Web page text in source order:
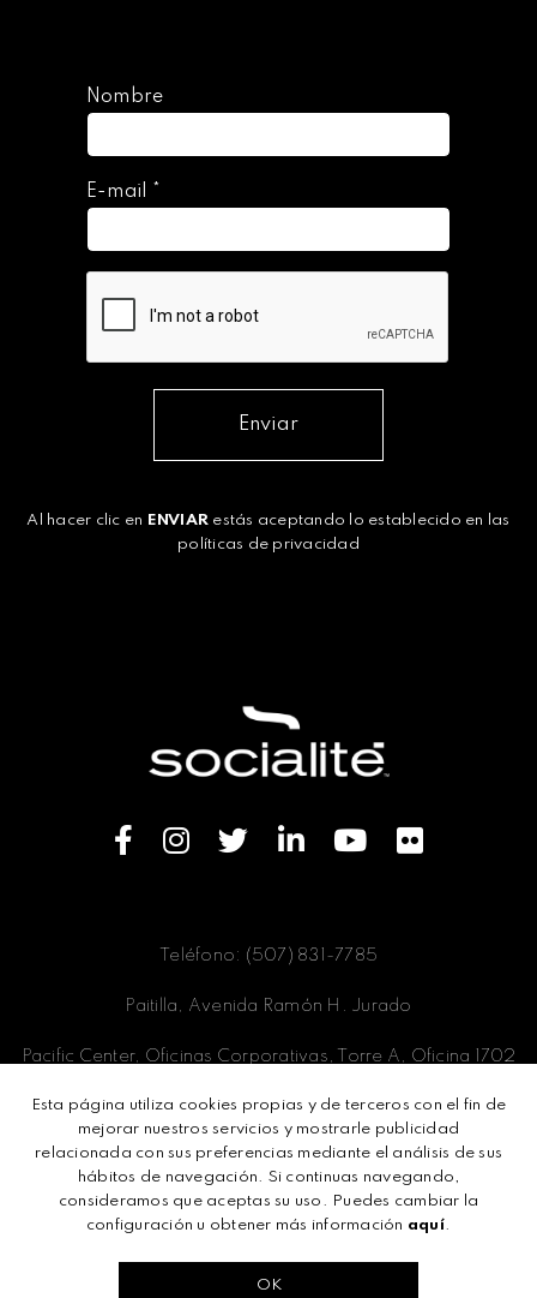
Nombre
E-mail *
Enviar
Al hacer clic en ENVIAR estás aceptando lo establecido en las
políticas de privacidad
Teléfono: (507) 831-7785
Paitilla, Avenida Ramón H. Jurado
Pacific Center, Oficinas Corporativas, Torre A, Oficina 1702
Panamá, Ciudad de Panamá
Términos y condiciones
Esta página utiliza cookies propias y de terceros con el fin de
mejorar nuestros servicios y mostrarle publicidad
relacionada con sus preferencias mediante el análisis de sus
hábitos de navegación. Si continuas navegando,
consideramos que aceptas su uso. Puedes cambiar la
configuración u obtener más información aquí.
OK